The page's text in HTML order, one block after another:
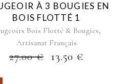
À 3 BOUGIES EN
BOIS FLOTTÉ 1
Bois Flotté & Bougies,
Artisanat Français
27.00€ 13.50 €